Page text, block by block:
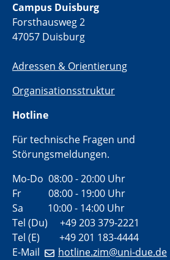
Campus Duisburg
Forsthausweg 2
47057 Duisburg
Adressen & Orientierung
Organisationsstruktur
Hotline
Für technische Fragen und
Störungsmeldungen.
Mo-Do 08:00 - 20:00 Uhr
Fr 08:00 - 19:00 Uhr
Sa 10:00 - 14:00 Uhr
Tel (Du) +49 203 379-2221
Tel (E) +49 201 183-4444
E-Mail
hotline.zim@uni-due.de